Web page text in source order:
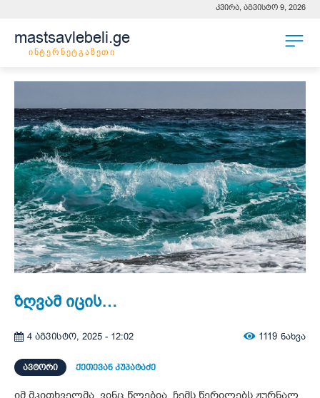
კვირა, აგვისტო 9, 2026
mastsavlebeli.ge
ინტერნეტგაზეთი
ზღვამ იცის…
4 აგვისტო, 2025 - 12:02 1119 ნახვა
ᲐᲕᲢᲝᲠᲘ ქეთევან კუპატაძე
იმ მკითხველმა, ვინც წლებია ჩემს წერილებს ჟურნალ